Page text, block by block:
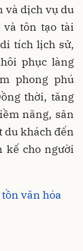
và dịch vụ du
tôn tạo tài
tích lịch sử,
phục làng
phong phú
thời, tăng
năng, sản
du khách đến
kế cho người
văn hóa